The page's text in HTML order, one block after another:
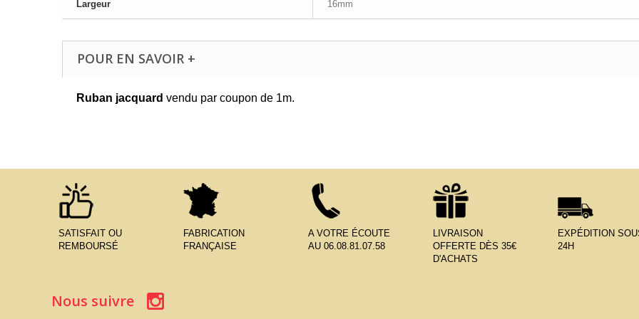
Largeur 16mm
POUR EN SAVOIR +
Ruban jacquard vendu par coupon de 1m.
SATISFAIT OU
REMBOURSÉ
FABRICATION
FRANÇAISE
A VOTRE ÉCOUTE
AU 06.08.81.07.58
LIVRAISON
OFFERTE DÈS 35€
D'ACHATS
EXPÉDITION
24H
Nous suivre